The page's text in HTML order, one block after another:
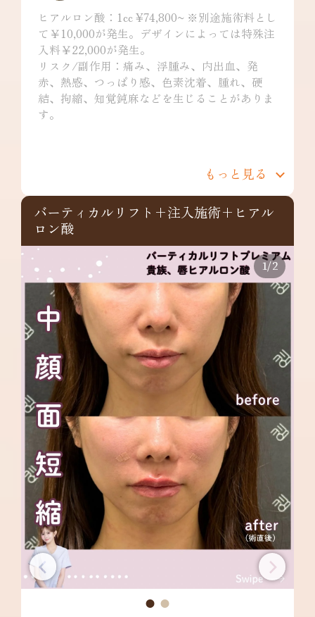
ヒアルロン酸：1cc ¥74,800~ ※別途施術料とし
て￥10,000が発生。デザインによっては特殊注
入料￥22,000が発生。
リスク/副作用：痛み、浮腫み、内出血、発
赤、熱感、つっぱり感、色素沈着、腫れ、硬
結、拘縮、知覚鈍麻などを生じることがありま
す。
もっと見る
バーティカルリフト+注入施術+ヒアル
ロン酸
1/2